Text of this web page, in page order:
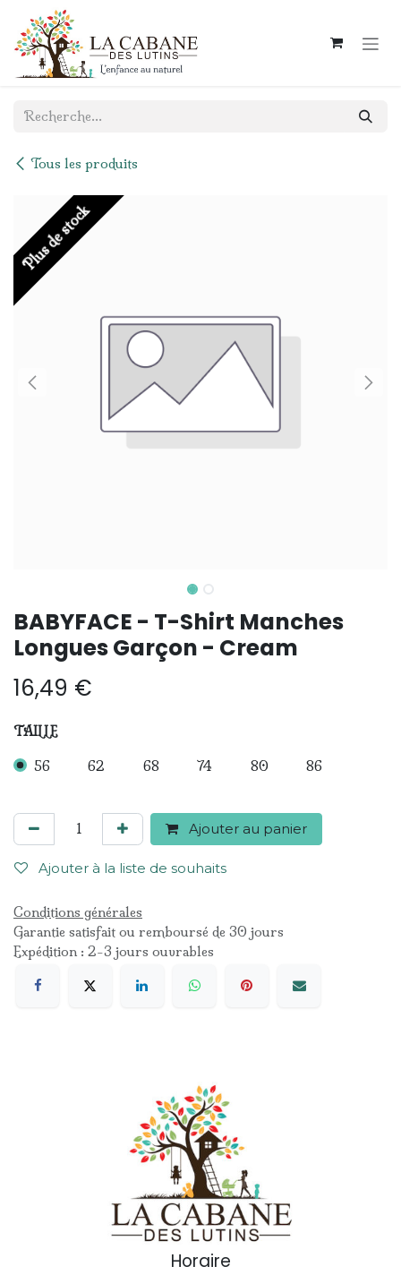
Se rendre au contenu
Tous les produits
Plus de stock
BABYFACE - T-Shirt Manches
Longues Garçon - Cream
16,49 €
TAILLE
56 62 68 74 80 86
Ajouter au panier
Ajouter à la liste de souhaits
Conditions générales
Garantie satisfait ou remboursé de 30 jours
Expédition : 2-3 jours ouvrables
Horaire